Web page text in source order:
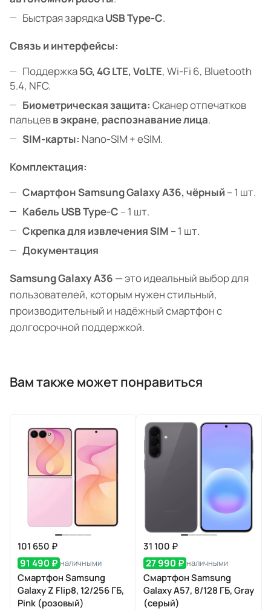
Быстрая зарядкаUSB Type-C.
Связь и интерфейсы:
Поддержка5G, 4G LTE, VoLTE, Wi-Fi 6, Bluetooth
5.4, NFC.
Биометрическая защита: Сканер отпечатков
пальцевв экране, распознавание лица.
SIM-карты: Nano-SIM + eSIM.
Комплектация:
Смартфон Samsung Galaxy A36, чёрный– 1 шт.
Кабель USB Type-C – 1 шт.
Скрепка для извлечения SIM – 1 шт.
Документация
Samsung Galaxy A36 — это идеальный выбор для
пользователей, которым нужен стильный,
производительный и надёжный смартфон с
долгосрочной поддержкой.
Вам также может понравиться
101 650 ₽
91 490 ₽ наличными
Смартфон Samsung
Galaxy Z Flip8, 12/256 ГБ,
Pink (розовый)
31 100 ₽
27 990 ₽ наличными
Смартфон Samsung
Galaxy A57, 8/128 ГБ, Gray
(серый)